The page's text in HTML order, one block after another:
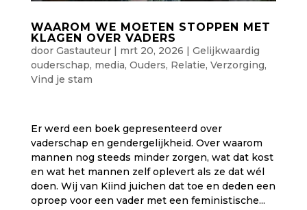
WAAROM WE MOETEN STOPPEN MET
KLAGEN OVER VADERS
door Gastauteur| mrt 20, 2026
Gelijkwaardig
ouderschap, media, Ouders, Relatie, Verzorging,
Vind je stam
Er werd een boek gepresenteerd over
vaderschap en gendergelijkheid. Over waarom
mannen nog steeds minder zorgen, wat dat kost
en wat het mannen zelf oplevert als ze dat wél
doen. Wij van Kiind juichen dat toe en deden een
oproep voor een vader met een feministische...